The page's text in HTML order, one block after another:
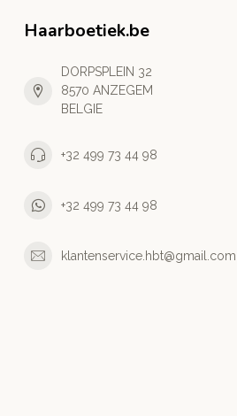
Haarboetiek.be
DORPSPLEIN 32
8570 ANZEGEM
BELGIE
+32 499 73 44 98
+32 499 73 44 98
klantenservice.hbt@gmail.com